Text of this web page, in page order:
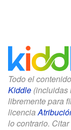
Todo el
Kiddle (incluidas
libremente para
licencia
lo contrario.